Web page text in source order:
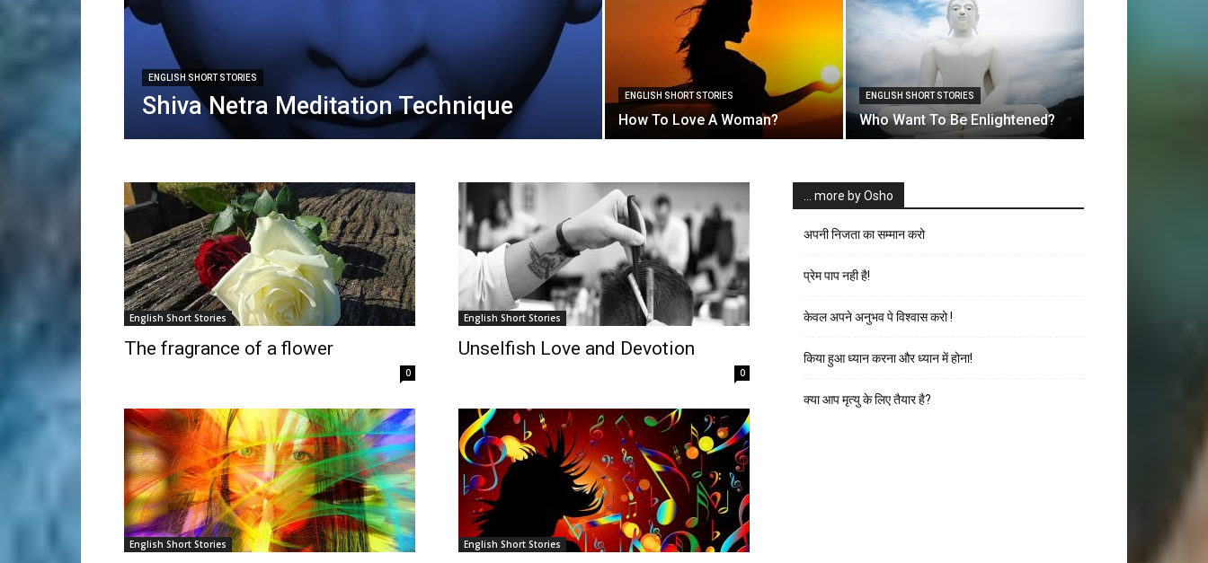
ENGLISH SHORT STORIES
Shiva Netra Meditation Technique ENGLISH SHORT STORIES
How To Love A Woman?
ENGLISH SHORT STORIES
Who Want To Be Enlightened?
English Short Stories
The fragrance of a flower
0
English Short Stories
Unselfish Love and Devotion
0
English Short Stories English Short Stories
… more by Osho
अपनी निजता का सम्मान करो
प्रेम पाप नही है!
केवल अपने अनुभव पे विश्वास करो !
किया हुआ ध्यान करना और ध्यान में होना!
क्या आप मृत्यु के लिए तैयार है?